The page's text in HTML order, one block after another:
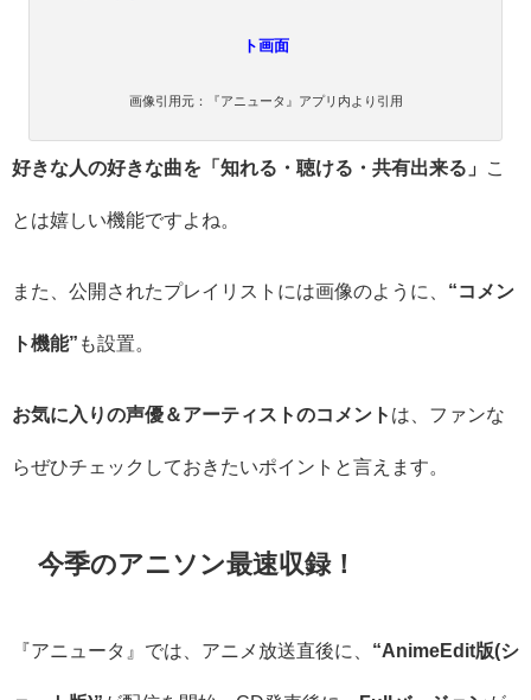
ト画面
画像引用元：『アニュータ』アプリ内より引用
好きな人の好きな曲を「知れる・聴ける・共有出来る」 こ
とは嬉しい機能ですよね。
また、公開されたプレイリストには画像のように、 “コメン
ト機能” も設置。
お気に入りの声優＆アーティストのコメント は、ファンな
らぜひチェックしておきたいポイントと言えます。
今季のアニソン最速収録！
『アニュータ』では、アニメ放送直後に、 “AnimeEdit版(シ